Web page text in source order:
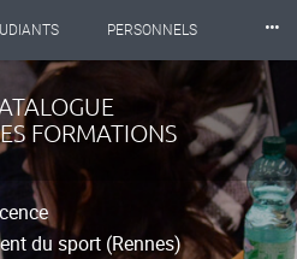
PERSONNELS
BIBLIOTHÈQUES
⸱⸱⸱
FORMATIONS
du sport (Rennes)